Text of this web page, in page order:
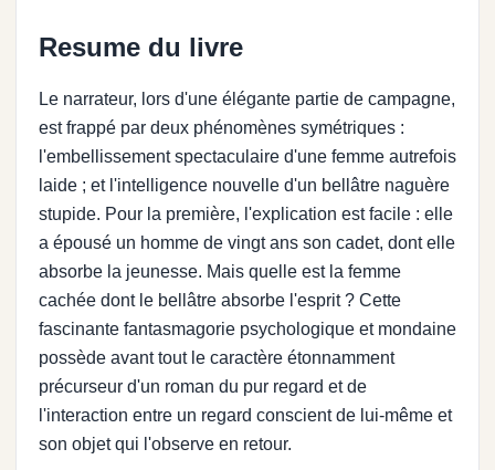
Resume du livre
Le narrateur, lors d'une élégante partie de campagne,
est frappé par deux phénomènes symétriques :
l'embellissement spectaculaire d'une femme autrefois
laide ; et l'intelligence nouvelle d'un bellâtre naguère
stupide. Pour la première, l'explication est facile : elle
a épousé un homme de vingt ans son cadet, dont elle
absorbe la jeunesse. Mais quelle est la femme
cachée dont le bellâtre absorbe l'esprit ? Cette
fascinante fantasmagorie psychologique et mondaine
possède avant tout le caractère étonnamment
précurseur d'un roman du pur regard et de
l'interaction entre un regard conscient de lui-même et
son objet qui l'observe en retour.